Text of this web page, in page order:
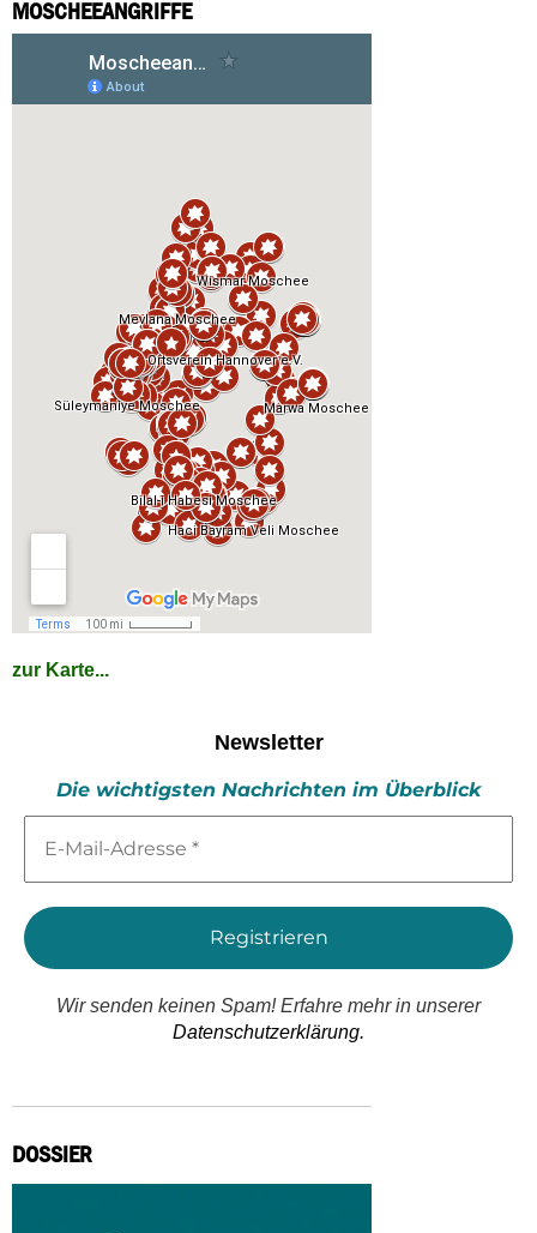
MOSCHEEANGRIFFE
zur Karte...
Newsletter
Die wichtigsten Nachrichten im Überblick
Mail-
*
Wir senden keinen Spam! Erfahre mehr in unserer
Datenschutzerklärung.
DOSSIER